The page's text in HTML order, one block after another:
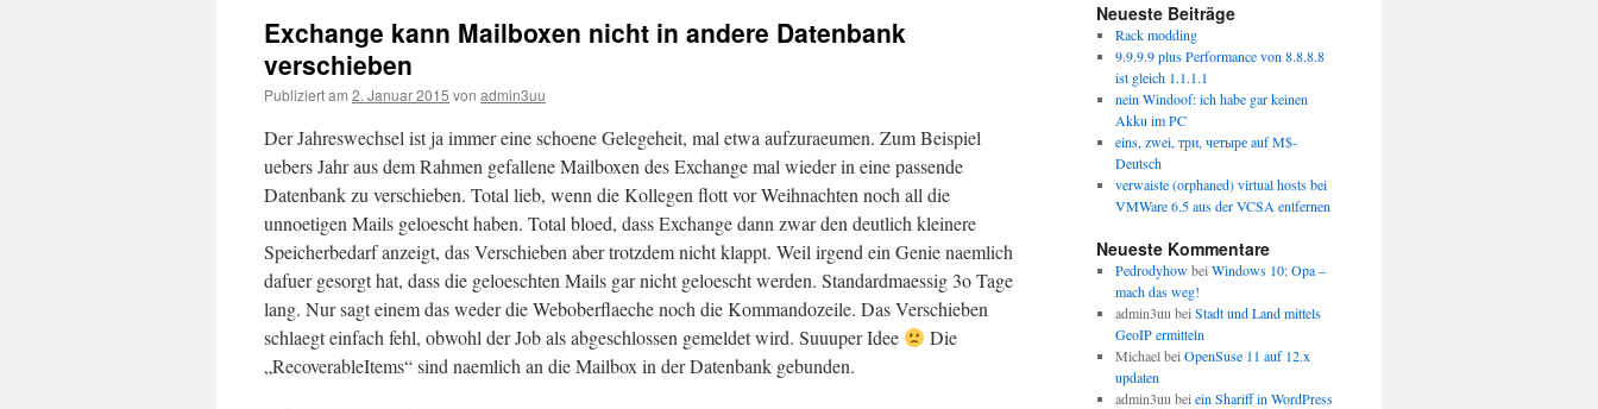
Exchange kann Mailboxen nicht in andere Datenbank
verschieben
Publiziert am 2. Januar 2015 von admin3uu
Der Jahreswechsel ist ja immer eine schoene Gelegeheit, mal etwa aufzuraeumen. Zum Beispiel
uebers Jahr aus dem Rahmen gefallene Mailboxen des Exchange mal wieder in eine passende
Datenbank zu verschieben. Total lieb, wenn die Kollegen flott vor Weihnachten noch all die
unnoetigen Mails geloescht haben. Total bloed, dass Exchange dann zwar den deutlich kleinere
Speicherbedarf anzeigt, das Verschieben aber trotzdem nicht klappt. Weil irgend ein Genie naemlich
dafuer gesorgt hat, dass die geloeschten Mails gar nicht geloescht werden. Standardmaessig 3o Tage
lang. Nur sagt einem das weder die Weboberflaeche noch die Kommandozeile. Das Verschieben
schlaegt einfach fehl, obwohl der Job als abgeschlossen gemeldet wird. Suuuper Idee
Die
„RecoverableItems“ sind naemlich an die Mailbox in der Datenbank gebunden.
Neueste Beiträge
Rack modding
9.9.9.9 plus Performance von 8.8.8.8
ist gleich 1.1.1.1
nein Windoof: ich habe gar keinen
Akku im PC
eins, zwei, три, четыре auf M$-
Deutsch
verwaiste (orphaned) virtual hosts bei
VMWare 6.5 aus der VCSA entfernen
Neueste Kommentare
Pedrodyhowbei Windows 10: Opa –
mach das weg!
admin3uu bei Stadt und Land mittels
GeoIP ermitteln
Michaelbei OpenSuse 11 auf 12.x
updaten
admin3uu bei ein Shariff in WordPress